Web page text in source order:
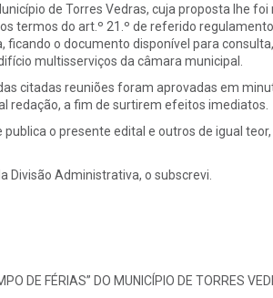
de Torres Vedras, cuja proposta lhe
termos do art.º 21.º de referido
ficando o documento disponível para
multisserviços da câmara municipal.
citadas reuniões foram aprovadas em
redação, a fim de surtirem efeitos imediatos.
publica o presente edital e outros de igual
Divisão Administrativa, o subscrevi.
DE FÉRIAS” DO MUNICÍPIO DE TORRES